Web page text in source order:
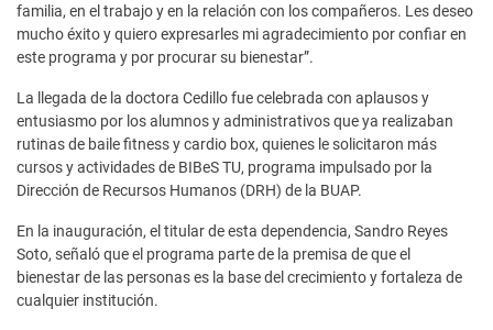
familia, en el trabajo y en la relación con los compañeros. Les deseo
mucho éxito y quiero expresarles mi agradecimiento por confiar en
este programa y por procurar su bienestar”.
La llegada de la doctora Cedillo fue celebrada con aplausos y
entusiasmo por los alumnos y administrativos que ya realizaban
rutinas de baile fitness y cardio box, quienes le solicitaron más
cursos y actividades de BIBeS TU, programa impulsado por la
Dirección de Recursos Humanos (DRH) de la BUAP.
En la inauguración, el titular de esta dependencia, Sandro Reyes
Soto, señaló que el programa parte de la premisa de que el
bienestar de las personas es la base del crecimiento y fortaleza de
cualquier institución.